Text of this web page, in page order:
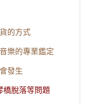
的方式
樂的專業鑑定
發生
橋脫落等問題